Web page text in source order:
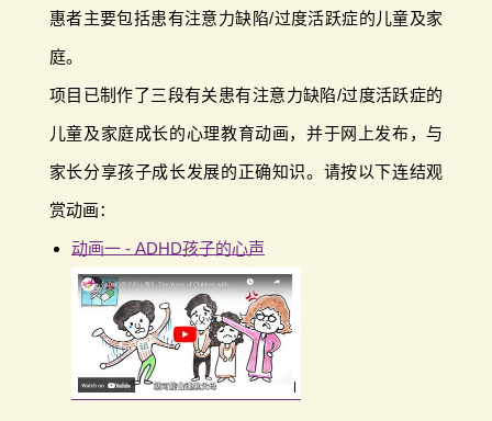
惠者主要包括患有注意力缺陷/过度活跃症的儿童及家
庭。
项目已制作了三段有关患有注意力缺陷/过度活跃症的
儿童及家庭成长的心理教育动画，并于网上发布，与
家长分享孩子成长发展的正确知识。请按以下连结观
赏动画：
动画一 - ADHD孩子的心声